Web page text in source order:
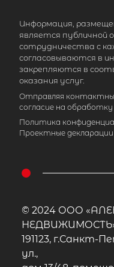
Информация,
является публичной
сотрудничества с
согласовываются в
закрепляются в
оказания услуг.
Отправляя
согласие на
Политика
Проектные декларации
© 2024 ООО
191123, г.Санкт-
ул.,